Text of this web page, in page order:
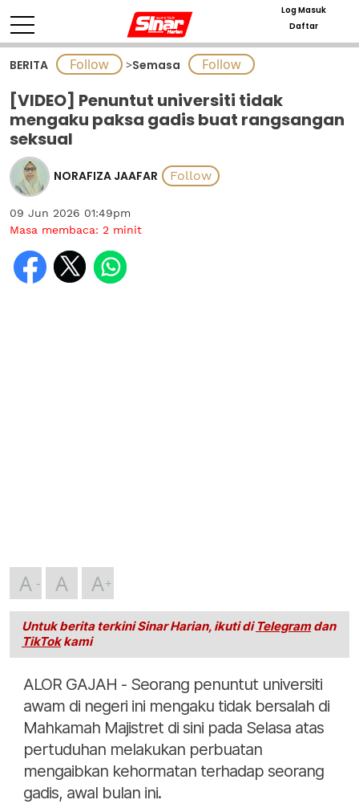
Log Masuk
Daftar
BERITA >Semasa
[VIDEO] Penuntut universiti tidak
mengaku paksa gadis buat rangsangan
seksual
NORAFIZA JAAFAR
09 Jun 2026 01:49pm
Masa membaca: 2 minit
A A A
Untuk berita terkini Sinar Harian, ikuti di Telegramdan
TikTokkami
ALOR GAJAH - Seorang penuntut universiti
awam di negeri ini mengaku tidak bersalah di
Mahkamah Majistret di sini pada Selasa atas
pertuduhan melakukan perbuatan
mengaibkan kehormatan terhadap seorang
gadis, awal bulan ini.